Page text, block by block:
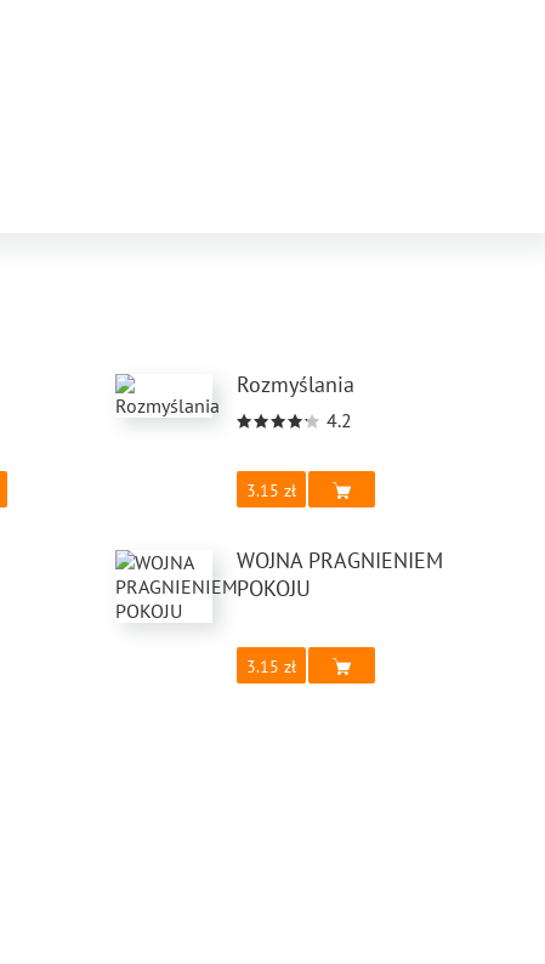
Rozmyślania
4.2
3.15
WOJNA PRAGNIENIEM
POKOJU
3.15